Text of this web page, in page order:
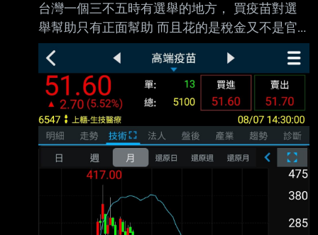
台灣一個三不五時有選舉的地方， 買疫苗對選
舉幫助只有正面幫助 而且花的是稅金又不是官
員口袋 的錢，是什麼低能腦會在那邊喊 「執政
黨擋疫苗」？ 你們這種低能兒都知道買不到 疫
苗會掉票了，你們口中萬惡 的民進黨會不知道
嗎？ 要打買不到疫苗說真的也就算了， 台灣確
實面臨很難買到疫苗的問題， 打擋疫苗真的低
能兒一個。 北七 -- 台灣這麼多疫苗可以打， 有
差高端一支嗎？ 還是你是想說買斷了BNT的中
國 禁止中國人打BNT、AZ 莫德納， 只給你們打
柯腥疫苗嗎？ 擋疫苗只給你打高端的話 高端會
只有5%嗎？ 會像中國